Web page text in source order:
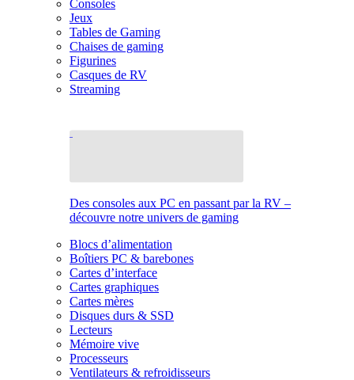
Consoles
Jeux
Tables de Gaming
Chaises de gaming
Figurines
Casques de RV
Streaming
Des consoles aux PC en passant par la RV –
découvre notre univers de gaming
Blocs d’alimentation
Boîtiers PC & barebones
Cartes d’interface
Cartes graphiques
Cartes mères
Disques durs & SSD
Lecteurs
Mémoire vive
Processeurs
Ventilateurs & refroidisseurs